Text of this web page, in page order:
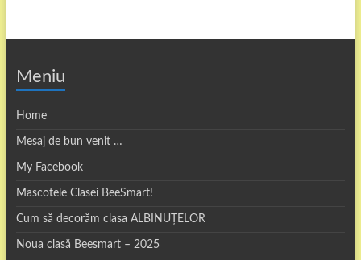
Meniu
Home
Mesaj de bun venit …
My Facebook
Mascotele Clasei BeeSmart!
Cum să decorăm clasa ALBINUȚELOR
Noua clasă Beesmart – 2025